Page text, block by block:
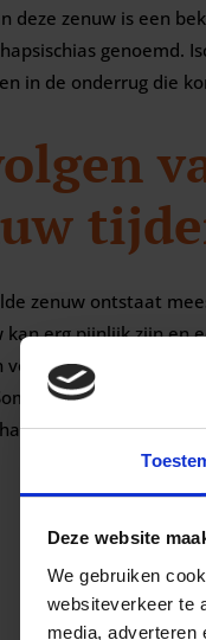
Deze website
We gebruiken
websiteverkeer te
media, adverteren
deze zenuw is een
genoemd.
in de onderrug die
zenuw ontstaat
kan erg pijnlijk zijn en
voelen in uw (lage)
straalt de pijn die
bijvoorbeeld